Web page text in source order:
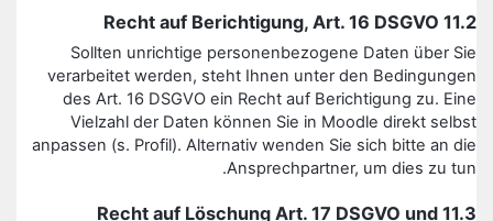
11.2 Recht auf Berichtigung, Art. 16 DSGVO
Sollten unrichtige personenbezogene Daten über Sie
verarbeitet werden, steht Ihnen unter den Bedingungen
des Art. 16 DSGVO ein Recht auf Berichtigung zu. Eine
Vielzahl der Daten können Sie in Moodle direkt selbst
anpassen (s. Profil). Alternativ wenden Sie sich bitte an die
Ansprechpartner, um dies zu tun.
11.3 Recht auf Löschung Art. 17 DSGVO und